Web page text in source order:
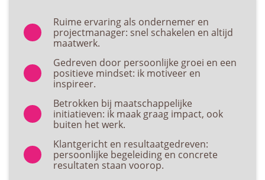
Ruime ervaring als ondernemer en
projectmanager: snel schakelen en altijd
maatwerk.
Gedreven door persoonlijke groei en een
positieve mindset: ik motiveer en
inspireer.
Betrokken bij maatschappelijke
initiatieven: ik maak graag impact, ook
buiten het werk.
Klantgericht en resultaatgedreven:
persoonlijke begeleiding en concrete
resultaten staan voorop.